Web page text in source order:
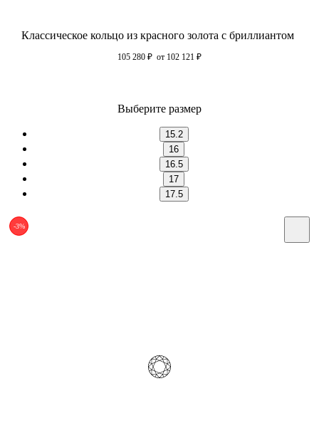
Классическое кольцо из красного золота с бриллиантом
105 280 ₽ от 102 121 ₽
Выберите размер
15.2
16
16.5
17
17.5
-3%